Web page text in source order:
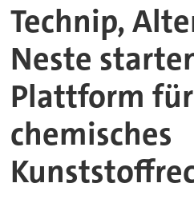
Technip,
Neste
Plattform für
chemisches